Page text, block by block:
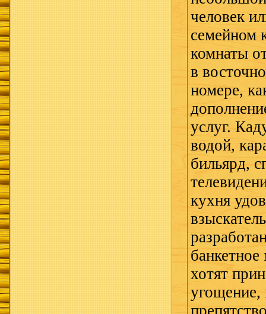
человек
семейном
комнаты
в
номере,
услуг.
водой,
бильярд,
кухня
хотят
угощение,